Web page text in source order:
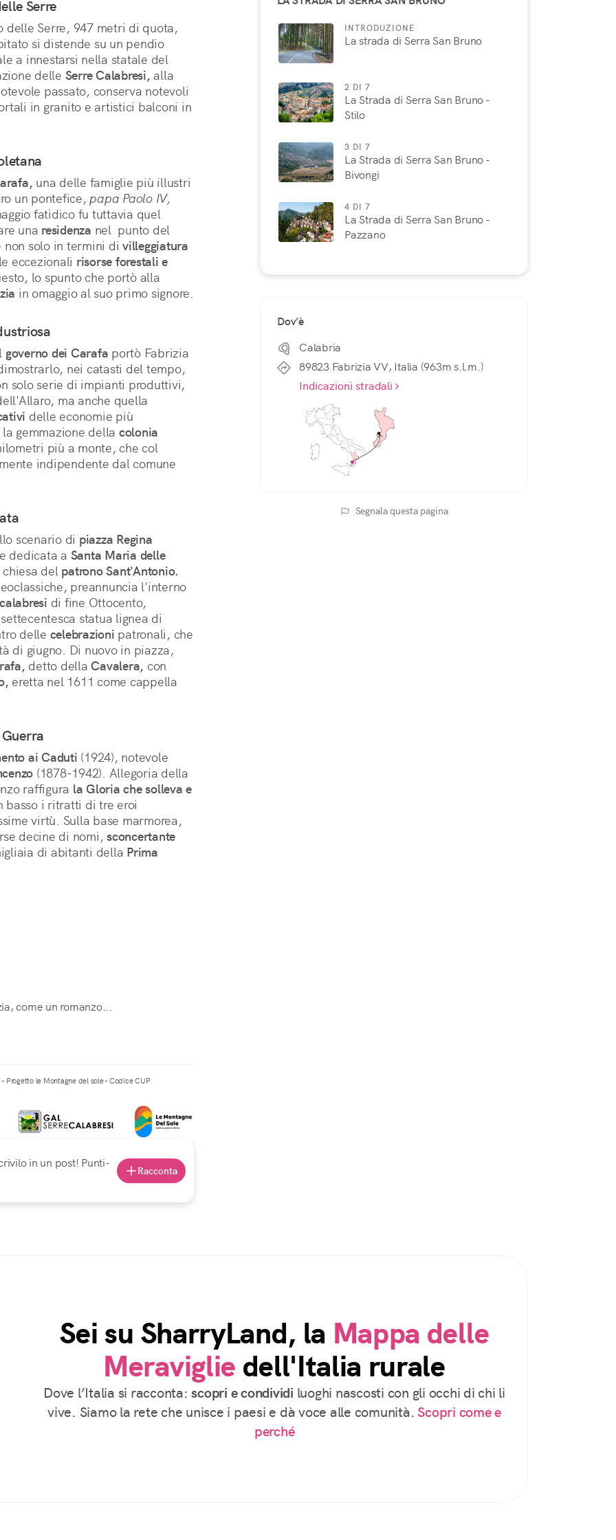
Serre
delle Serre, 947 metri di quota,
si distende su un pendio
boscoso ed è lambito dalla strada che sale a innestarsi nella statale del
delle Serre Calabresi, alla
in granito e artistici balconi in
una delle famiglie più illustri
un pontefice, papa Paolo IV,
eletto al soglio di Pietro nel 1555. Personaggio fatidico fu tuttavia quel
una residenza nel  punto del
solo in termini di villeggiatura
eccezionali risorse forestali e
lo spunto che portò alla
in omaggio al suo primo signore.
governo dei Carafa portò Fabrizia
nei catasti del tempo,
solo serie di impianti produttivi,
ma anche quella
delle economie più
gemmazione della colonia
più a monte, che col
indipendente dal comune
scenario di piazza Regina
dedicata a Santa Maria delle
del patrono Sant'Antonio.
preannuncia l'interno
di fine Ottocento,
statua lignea di
delle celebrazioni patronali, che
di giugno. Di nuovo in piazza,
detto della Cavalera, con
eretta nel 1611 come cappella
ai Caduti (1924), notevole
(1878-1942). Allegoria della
raffigura la Gloria che solleva e
basso i ritratti di tre eroi
virtù. Sulla base marmorea,
decine di nomi, sconcertante
di abitanti della Prima
come un romanzo...
Progetto le Montagne del sole - Codice CUP
in un post! Punti-
Racconta
INTRODUZIONE
La strada di Serra San Bruno
2 DI 7
La Strada di Serra San Bruno -
Stilo
3 DI 7
La Strada di Serra San Bruno -
Bivongi
4 DI 7
La Strada di Serra San Bruno -
Pazzano
La Strada di Serra San Bruno -
7 DI 7
Serra San Bruno
Dov'è
Calabria
89823 Fabrizia VV, Italia (963m s.l.m.)
Indicazioni stradali
Segnala questa pagina
Sei su SharryLand, la Mappa delle
Meraviglie dell'Italia rurale
Dove l’Italia si racconta:scopri e condividi luoghi nascosti con gli occhi di chi li
vive. Siamo la rete che unisce i paesi e dà voce alle comunità. Scopri come e
perché